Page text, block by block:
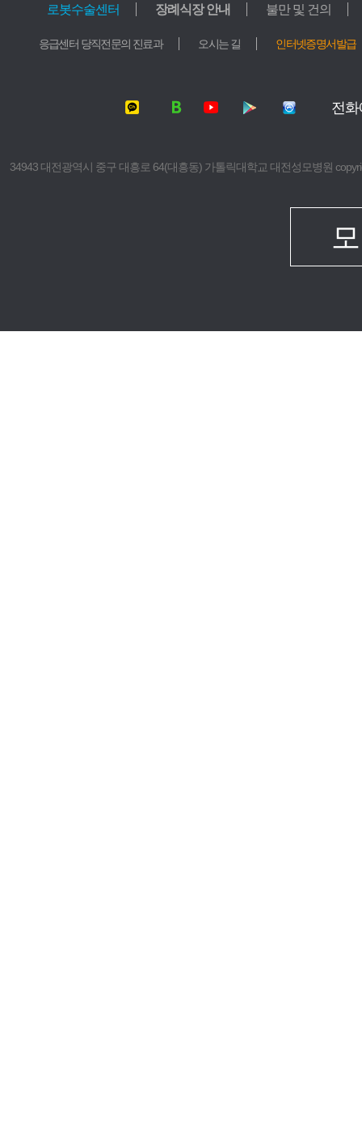
의료기관
가톨릭중앙의료원
은평성모병원
교육기관
학교법인 가
가톨릭대학
간호대학
보건의료경
임상치과학
임상간호대
로봇수술센터 장례식장 안내 불만 및 건의
응급센터 당직전문의 진료과 오시는 길 인터넷증명서발급
전
34943 대전광역시 중구 대흥로 64(대흥동) 가톨릭대학교 대전성모병원